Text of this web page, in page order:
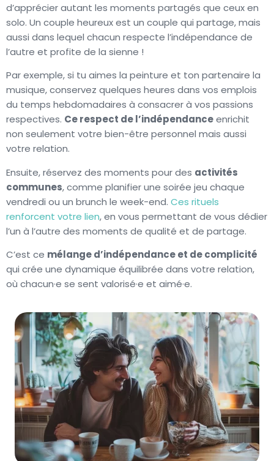
d’apprécier autant les moments partagés que ceux en
solo. Un couple heureux est un couple qui partage, mais
aussi dans lequel chacun respecte l’indépendance de
l’autre et profite de la sienne !
Par exemple, si tu aimes la peinture et ton partenaire la
musique, conservez quelques heures dans vos emplois
du temps hebdomadaires à consacrer à vos passions
respectives. Ce respect de l’indépendanceenrichit
non seulement votre bien-être personnel mais aussi
votre relation.
Ensuite, réservez des moments pour des activités
communes, comme planifier une soirée jeu chaque
vendredi ou un brunch le week-end. Ces rituels
renforcent votre lien, en vous permettant de vous dédier
l’un à l’autre des moments de qualité et de partage.
C’est ce mélange d’indépendance et de complicité
qui crée une dynamique équilibrée dans votre relation,
où chacun·e se sent valorisé·e et aimé·e.